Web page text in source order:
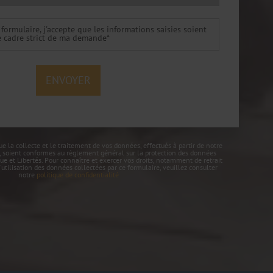
j'accepte que les informations saisies soient
strict de ma demande*
la collecte et le traitement de vos données, effectués à partir de notre
, soient conformes au règlement général sur la protection des données
et Libertés. Pour connaître et exercer vos droits, notamment de retrait
des données collectées par ce formulaire, veuillez consulter
notre politique de confidentialité